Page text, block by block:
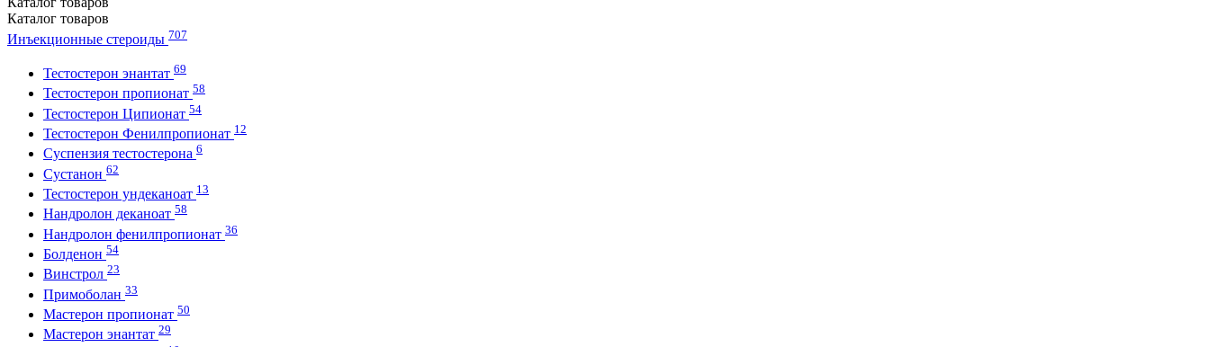
Каталог товаров
Инъекционные стероиды 707
Тестостерон энантат 69
Тестостерон пропионат 58
Тестостерон Ципионат 54
Тестостерон Фенилпропионат 12
Суспензия тестостерона 6
Сустанон 62
Тестостерон ундеканоат 13
Нандролон деканоат 58
Нандролон фенилпропионат 36
Болденон 54
Винстрол 23
Примоболан 33
Мастерон пропионат 50
Мастерон энантат 29